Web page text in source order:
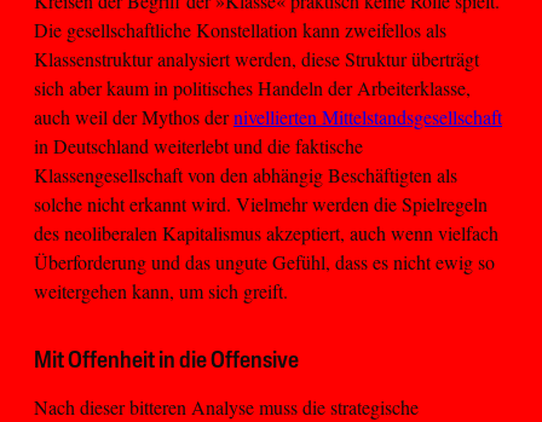
Die gesellschaftliche Konstellation kann zweifellos als
Klassenstruktur analysiert werden, diese Struktur überträgt
sich aber kaum in politisches Handeln der Arbeiterklasse,
auch weil der Mythos dernivellierten Mittelstandsgesellschaft
in Deutschland weiterlebt und die faktische
Klassengesellschaft von den abhängig Beschäftigten als
solche nicht erkannt wird. Vielmehr werden die Spielregeln
des neoliberalen Kapitalismus akzeptiert, auch wenn vielfach
Überforderung und das ungute Gefühl, dass es nicht ewig so
weitergehen kann, um sich greift.
Mit Offenheit in die Offensive
Nach dieser bitteren Analyse muss die strategische